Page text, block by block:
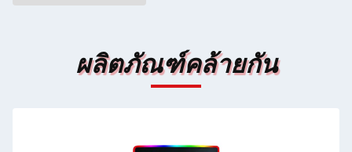
ผลิตภัณฑ์คล้ายกัน